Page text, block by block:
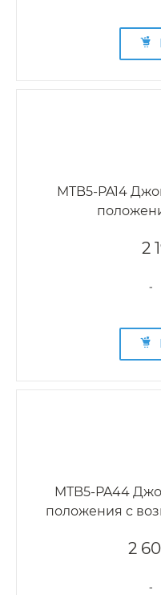
MTB5-PA14
2
-
MTB5-PA44
положения с
2
-